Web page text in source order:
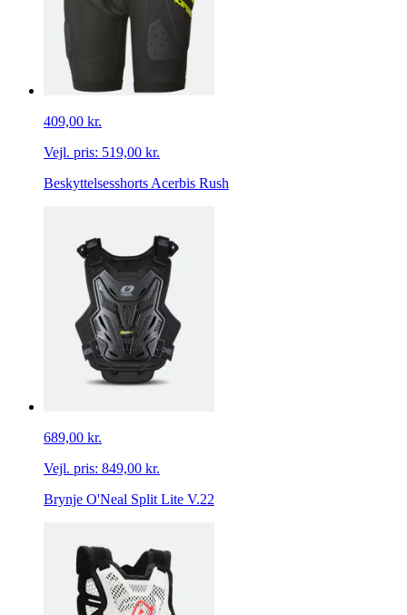
409,00 kr.
Vejl. pris: 519,00 kr.
Beskyttelsesshorts Acerbis Rush
689,00 kr.
Vejl. pris: 849,00 kr.
Brynje O'Neal Split Lite V.22